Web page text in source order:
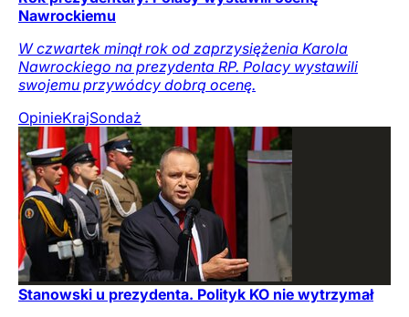
Nawrockiemu
W czwartek minął rok od zaprzysiężenia Karola
Nawrockiego na prezydenta RP. Polacy wystawili
swojemu przywódcy dobrą ocenę.
OpinieKrajSondaż
Stanowski u prezydenta. Polityk KO nie wytrzymał